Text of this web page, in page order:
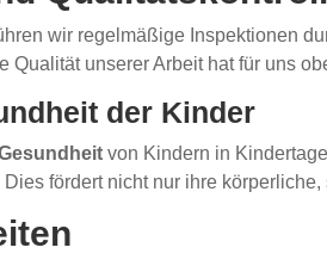
wir regelmäßige Inspektionen
unserer Arbeit hat für uns
der Kinder
von Kindern in
fördert nicht nur ihre